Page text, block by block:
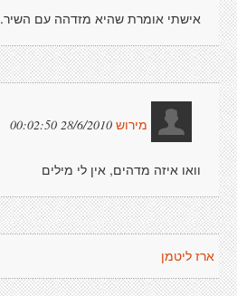
אישתי אומרת שהיא מזדהה עם
מירוש 28/6/2010 00:02:50
וואו איזה מדהים, אין לי מילים
ארז ליטמן